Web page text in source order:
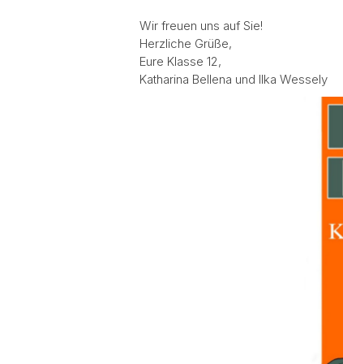
Wir freuen uns auf Sie!
Herzliche Grüße,
Eure Klasse 12,
Katharina Bellena und Ilka Wessely